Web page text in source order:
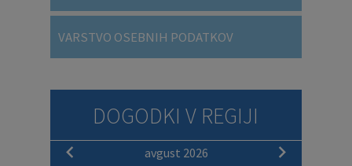
VARSTVO OSEBNIH PODATKOV
DOGODKI V REGIJI
avgust 2026